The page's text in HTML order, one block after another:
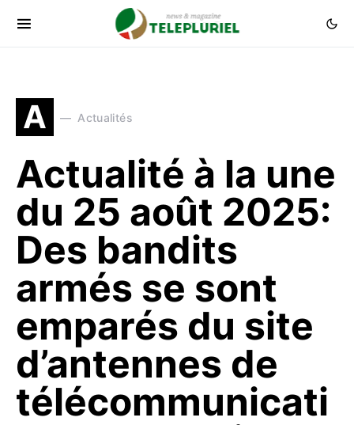
A Actualités
Actualité à la une
du 25 août 2025:
Des bandits
armés se sont
emparés du site
d’antennes de
télécommunicati